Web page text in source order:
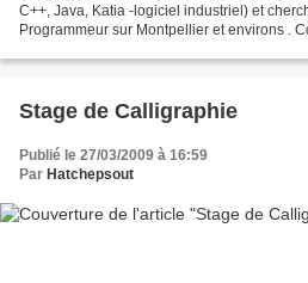
C++, Java, Katia -logiciel industriel) et
Programmeur sur Montpellier et environs .
Stage de Calligraphie
Publié le 27/03/2009 à 16:59
Par Hatchepsout